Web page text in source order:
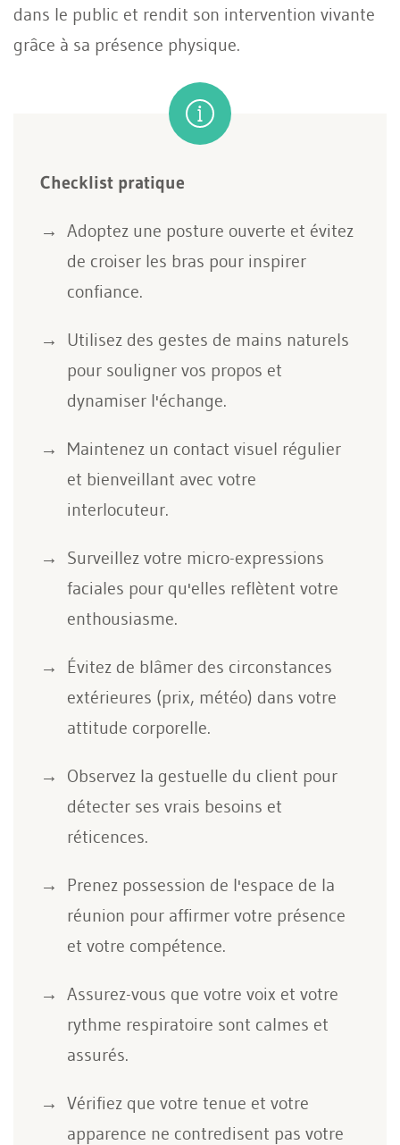
dans le public et rendit son intervention vivante
grâce à sa présence physique.
Checklist pratique
Adoptez une posture ouverte et évitez
de croiser les bras pour inspirer
confiance.
Utilisez des gestes de mains naturels
pour souligner vos propos et
dynamiser l'échange.
Maintenez un contact visuel régulier
et bienveillant avec votre
interlocuteur.
Surveillez votre micro-expressions
faciales pour qu'elles reflètent votre
enthousiasme.
Évitez de blâmer des circonstances
extérieures (prix, météo) dans votre
attitude corporelle.
Observez la gestuelle du client pour
détecter ses vrais besoins et
réticences.
Prenez possession de l'espace de la
réunion pour affirmer votre présence
et votre compétence.
Assurez-vous que votre voix et votre
rythme respiratoire sont calmes et
assurés.
Vérifiez que votre tenue et votre
apparence ne contredisent pas votre